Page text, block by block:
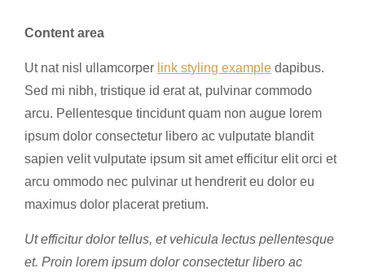
Content area
Ut nat nisl ullamcorper link styling example dapibus.
Sed mi nibh, tristique id erat at, pulvinar commodo
arcu. Pellentesque tincidunt quam non augue lorem
ipsum dolor consectetur libero ac vulputate blandit
sapien velit vulputate ipsum sit amet efficitur elit orci et
arcu ommodo nec pulvinar ut hendrerit eu dolor eu
maximus dolor placerat pretium.
Ut efficitur dolor tellus, et vehicula lectus pellentesque
et. Proin lorem ipsum dolor consectetur libero ac